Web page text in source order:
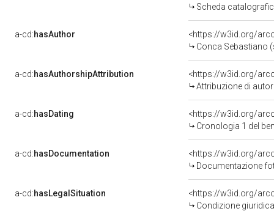
Scheda
a-cd:hasAuthor
<https://w3id.org/
Conca Sebastiano
a-cd:hasAuthorshipAttribution
<https://w3id.org/
Attribuzione di
a-cd:hasDating
<https://w3id.org/
Cronologia 1 del
a-cd:hasDocumentation
Documentazione
a-cd:hasLegalSituation
Condizione